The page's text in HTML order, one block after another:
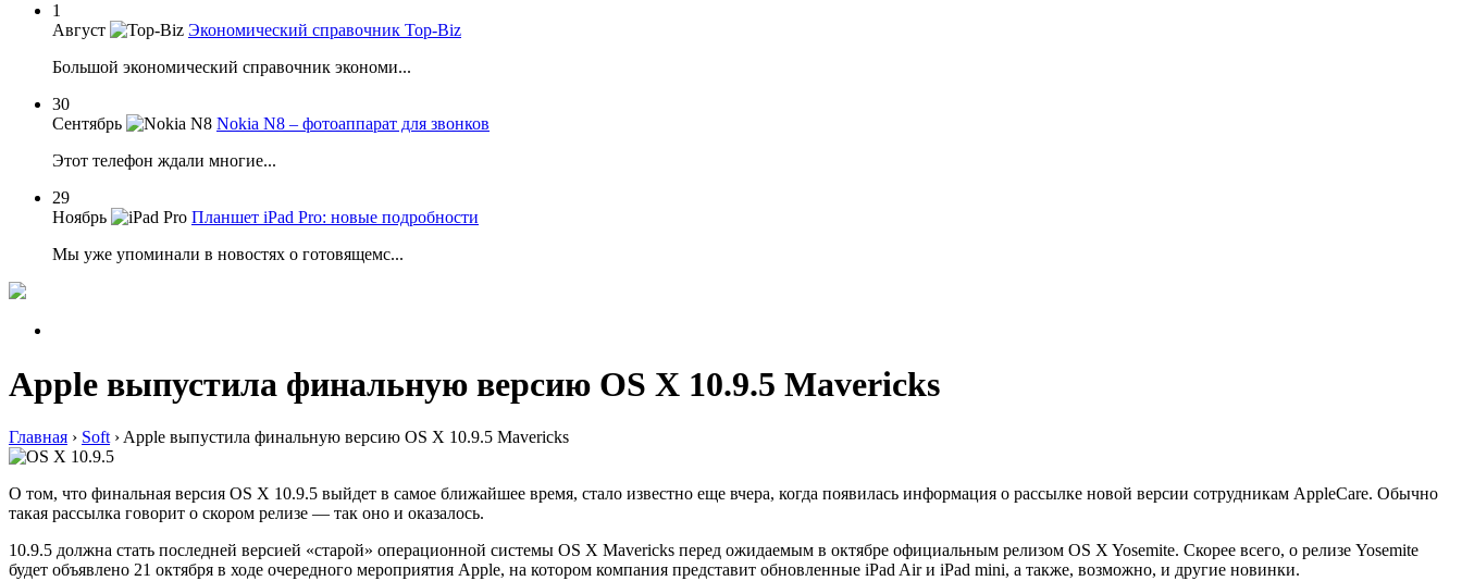
1
Август
Экономический справочник Top-Biz
Большой экономический справочник экономи...
30
Сентябрь
Nokia N8 – фотоаппарат для звонков
Этот телефон ждали многие...
29
Ноябрь
Планшет iPad Pro: новые подробности
Мы уже упоминали в новостях о готовящемс...
Apple выпустила финальную версию OS X 10.9.5 Mavericks
Главная › Soft › Apple выпустила финальную версию OS X 10.9.5 Mavericks
О том, что финальная версия OS X 10.9.5 выйдет в самое ближайшее время, стало известно еще вчера, когда появилась информация о рассылке новой версии сотрудникам AppleCare. Обычно
такая рассылка говорит о скором релизе — так оно и оказалось.
10.9.5 должна стать последней версией «старой» операционной системы OS X Mavericks перед ожидаемым в октябре официальным релизом OS X Yosemite. Скорее всего, о релизе Yosemite
будет объявлено 21 октября в ходе очередного мероприятия Apple, на котором компания представит обновленные iPad Air и iPad mini, а также, возможно, и другие новинки.